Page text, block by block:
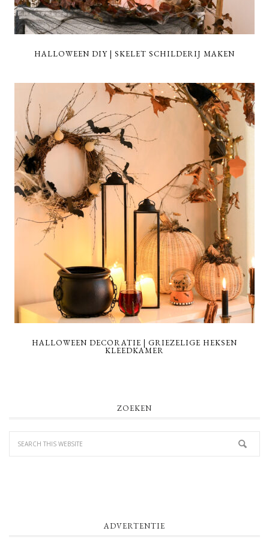
HALLOWEEN DIY | SKELET SCHILDERIJ MAKEN
HALLOWEEN DECORATIE | GRIEZELIGE HEKSEN
KLEEDKAMER
ZOEKEN
ADVERTENTIE